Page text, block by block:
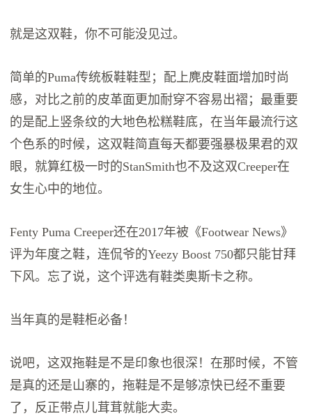
就是这双鞋，你不可能没见过。
简单的Puma传统板鞋鞋型；配上麂皮鞋面增加时尚
感，对比之前的皮革面更加耐穿不容易出褶；最重要
的是配上竖条纹的大地色松糕鞋底，在当年最流行这
个色系的时候，这双鞋简直每天都要强暴极果君的双
眼，就算红极一时的StanSmith也不及这双Creeper在
女生心中的地位。
Fenty Puma Creeper还在2017年被《Footwear News》
评为年度之鞋，连侃爷的Yeezy Boost 750都只能甘拜
下风。忘了说，这个评选有鞋类奥斯卡之称。
当年真的是鞋柜必备！
说吧，这双拖鞋是不是印象也很深！在那时候，不管
是真的还是山寨的，拖鞋是不是够凉快已经不重要
了，反正带点儿茸茸就能大卖。